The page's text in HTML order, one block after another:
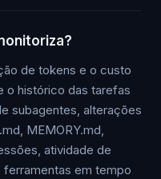
de tokens e o custo
o histórico das tarefas
subagentes, alterações
MEMORY.md,
atividade de
em tempo